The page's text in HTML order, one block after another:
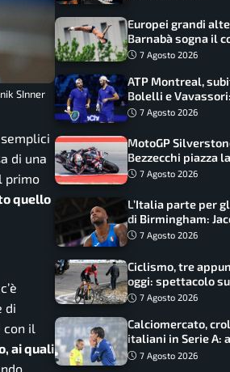
SInner
di una
primo
quello
di
con il
ai quali
Europei grandi
Barnabà sogna il
è leader a metà
7 Agosto 2026
ATP Montreal,
Bolelli e
Matos fermano gli
7 Agosto 2026
MotoGP
Bezzecchi piazza la
zampata: Aprilia
7 Agosto 2026
L’Italia parte per
di Birmingham:
Tamberi e
record
7 Agosto 2026
Ciclismo, tre
oggi: spettacolo
Ventoux, orari e
7 Agosto 2026
Calciomercato,
italiani in Serie A:
svolta dopo il
7 Agosto 2026